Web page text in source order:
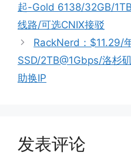
起-Gold 6138/32GB/
线路/可选CNIX接驳
RackNerd：$11.29/
SSD/2TB@1Gbps/洛杉
助换IP
发表评论